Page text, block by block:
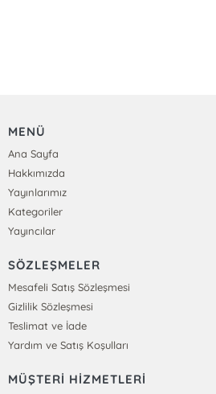
MENÜ
Ana Sayfa
Hakkımızda
Yayınlarımız
Kategoriler
Yayıncılar
SÖZLEŞMELER
Mesafeli Satış Sözleşmesi
Gizlilik Sözleşmesi
Teslimat ve İade
Yardım ve Satış Koşulları
MÜŞTERİ HİZMETLERİ